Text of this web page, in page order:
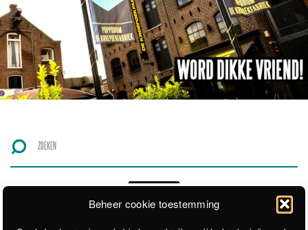
Beheer cookie toestemming